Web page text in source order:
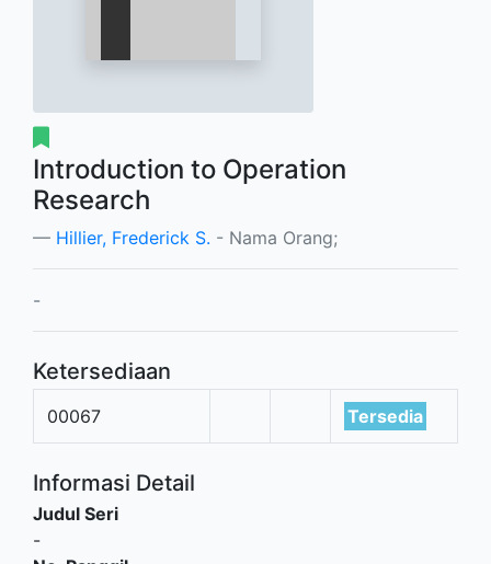
Introduction to Operation
Research
Hillier, Frederick S. - Nama Orang;
-
Ketersediaan
00067 Tersedia
Informasi Detail
Judul Seri
-